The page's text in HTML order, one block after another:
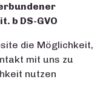
. b DS-GVO
die Möglichkeit,
mit uns zu
nutzen